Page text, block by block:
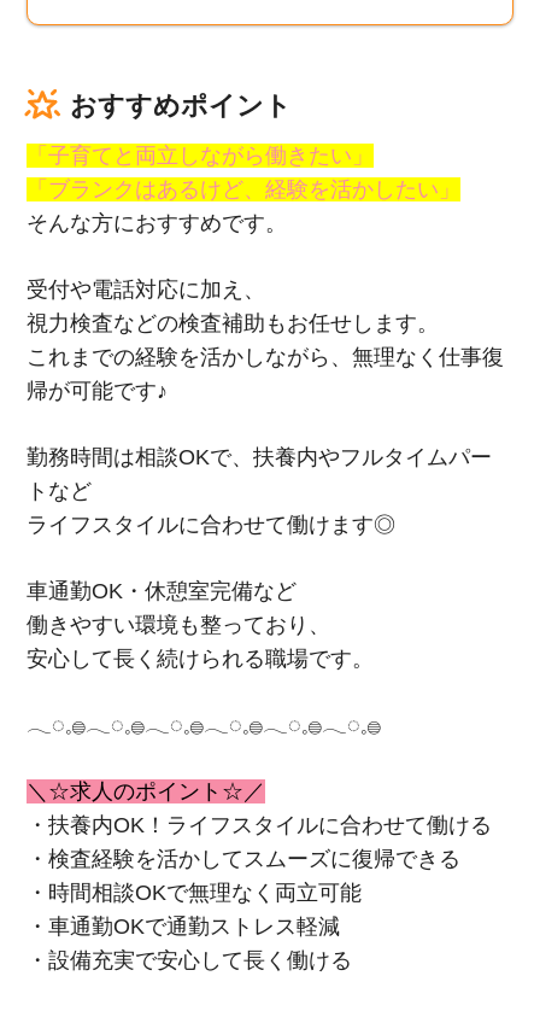
おすすめポイント
「子育てと両立しながら働きたい」
「ブランクはあるけど、経験を活かしたい」
そんな方におすすめです。
受付や電話対応に加え、
視力検査などの検査補助もお任せします。
これまでの経験を活かしながら、無理なく仕事復
帰が可能です♪
勤務時間は相談OKで、扶養内やフルタイムパー
トなど
ライフスタイルに合わせて働けます◎
車通勤OK・休憩室完備など
働きやすい環境も整っており、
安心して長く続けられる職場です。
𓂃◌𓈒𓐍𓂃◌𓈒𓐍𓂃◌𓈒𓐍𓂃◌𓈒𓐍𓂃◌𓈒𓐍𓂃◌𓈒𓐍
＼☆求人のポイント☆／
・扶養内OK！ライフスタイルに合わせて働ける
・検査経験を活かしてスムーズに復帰できる
・時間相談OKで無理なく両立可能
・車通勤OKで通勤ストレス軽減
・設備充実で安心して長く働ける